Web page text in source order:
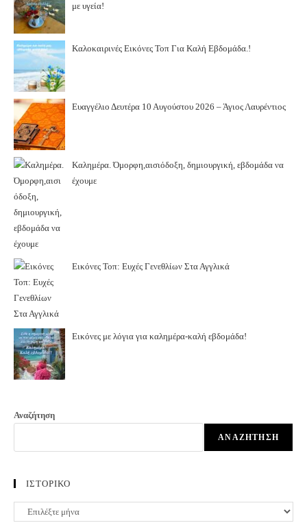
με υγεία!
Καλοκαιρινές Εικόνες Τοπ Για Καλή Εβδομάδα.!
Ευαγγέλιο Δευτέρα 10 Αυγούστου 2026 – Άγιος Λαυρέντιος
Καλημέρα. Όμορφη,αισιόδοξη, δημιουργική, εβδομάδα να
έχουμε
Εικόνες Τοπ: Ευχές Γενεθλίων Στα Αγγλικά
Εικόνες με λόγια για καλημέρα-καλή εβδομάδα!
Αναζήτηση
ΑΝΑΖΉΤΗΣΗ
ΙΣΤΟΡΙΚΟ
ΙΣΤΟΡΙΚΟ